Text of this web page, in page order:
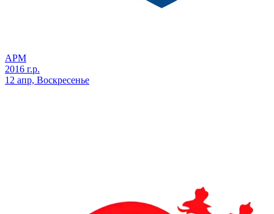
АРМ
2016 г.р.
12 апр, Воскресенье